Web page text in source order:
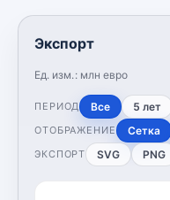
Экспорт
Ед. изм.: млн евро
ПЕРИОД Все 5 лет
ОТОБРАЖЕНИЕ Сетка
ЭКСПОРТ SVG PNG